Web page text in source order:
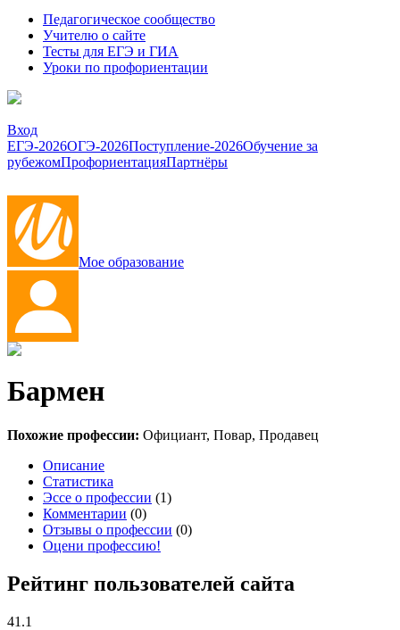
Педагогическое сообщество
Учителю о сайте
Тесты для ЕГЭ и ГИА
Уроки по профориентации
Вход
ЕГЭ-2026ОГЭ-2026Поступление-2026Обучение за
рубежомПрофориентацияПартнёры
Мое образование
Бармен
Похожие профессии: Официант, Повар, Продавец
Описание
Статистика
Эссе о профессии (1)
Комментарии (0)
Отзывы о профессии (0)
Оцени профессию!
Рейтинг пользователей сайта
41.1